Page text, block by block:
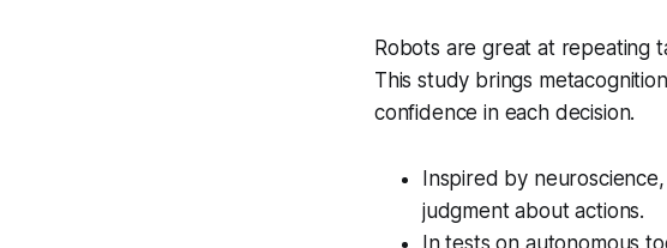
Robots are great at
This study brings
confidence in each decision.
Inspired by
judgment about actions.
In tests on autonomous